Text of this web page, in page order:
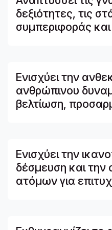
δεξιότητες, τις
συμπεριφοράς και
Ενισχύει την
ανθρώπινου
βελτίωση,
Ενισχύει την
δέσμευση και
ατόμων για